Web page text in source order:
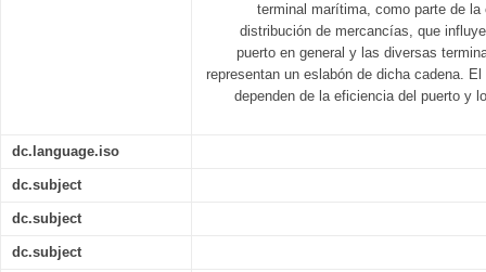
terminal marítima, como parte de la
distribución de mercancías, que
puerto en general y las diversas
representan un eslabón de dicha cadena.
dependen de la eficiencia del puerto y
dc.language.iso
dc.subject
dc.subject
dc.subject